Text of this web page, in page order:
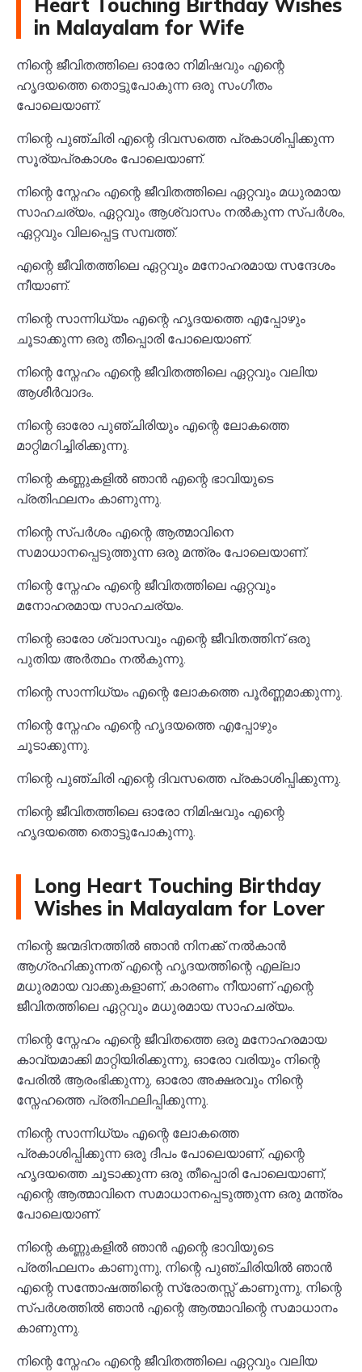
Heart Touching Birthday Wishes
in Malayalam for Wife
നിന്റെ ജീവിതത്തിലെ ഓരോ നിമിഷവും എന്റെ
ഹൃദയത്തെ തൊട്ടുപോകുന്ന ഒരു സംഗീതം
പോലെയാണ്.
നിന്റെ പുഞ്ചിരി എന്റെ ദിവസത്തെ പ്രകാശിപ്പിക്കുന്ന
സൂര്യപ്രകാശം പോലെയാണ്.
നിന്റെ സ്നേഹം എന്റെ ജീവിതത്തിലെ ഏറ്റവും മധുരമായ
സാഹചര്യം, ഏറ്റവും ആശ്വാസം നൽകുന്ന സ്പർശം,
ഏറ്റവും വിലപ്പെട്ട സമ്പത്ത്.
എന്റെ ജീവിതത്തിലെ ഏറ്റവും മനോഹരമായ സന്ദേശം
നീയാണ്.
നിന്റെ സാന്നിധ്യം എന്റെ ഹൃദയത്തെ എപ്പോഴും
ചൂടാക്കുന്ന ഒരു തീപ്പൊരി പോലെയാണ്.
നിന്റെ സ്നേഹം എന്റെ ജീവിതത്തിലെ ഏറ്റവും വലിയ
ആശീർവാദം.
നിന്റെ ഓരോ പുഞ്ചിരിയും എന്റെ ലോകത്തെ
മാറ്റിമറിച്ചിരിക്കുന്നു.
നിന്റെ കണ്ണുകളിൽ ഞാൻ എന്റെ ഭാവിയുടെ
പ്രതിഫലനം കാണുന്നു.
നിന്റെ സ്പർശം എന്റെ ആത്മാവിനെ
സമാധാനപ്പെടുത്തുന്ന ഒരു മന്ത്രം പോലെയാണ്.
നിന്റെ സ്നേഹം എന്റെ ജീവിതത്തിലെ ഏറ്റവും
മനോഹരമായ സാഹചര്യം.
നിന്റെ ഓരോ ശ്വാസവും എന്റെ ജീവിതത്തിന് ഒരു
പുതിയ അർത്ഥം നൽകുന്നു.
നിന്റെ സാന്നിധ്യം എന്റെ ലോകത്തെ പൂർണ്ണമാക്കുന്നു.
നിന്റെ സ്നേഹം എന്റെ ഹൃദയത്തെ എപ്പോഴും
ചൂടാക്കുന്നു.
നിന്റെ പുഞ്ചിരി എന്റെ ദിവസത്തെ പ്രകാശിപ്പിക്കുന്നു.
നിന്റെ ജീവിതത്തിലെ ഓരോ നിമിഷവും എന്റെ
ഹൃദയത്തെ തൊട്ടുപോകുന്നു.
Long Heart Touching Birthday
Wishes in Malayalam for Lover
നിന്റെ ജന്മദിനത്തിൽ ഞാൻ നിനക്ക് നൽകാൻ
ആഗ്രഹിക്കുന്നത് എന്റെ ഹൃദയത്തിന്റെ എല്ലാ
മധുരമായ വാക്കുകളാണ്, കാരണം നീയാണ് എന്റെ
ജീവിതത്തിലെ ഏറ്റവും മധുരമായ സാഹചര്യം.
നിന്റെ സ്നേഹം എന്റെ ജീവിതത്തെ ഒരു മനോഹരമായ
കാവ്യമാക്കി മാറ്റിയിരിക്കുന്നു, ഓരോ വരിയും നിന്റെ
പേരിൽ ആരംഭിക്കുന്നു, ഓരോ അക്ഷരവും നിന്റെ
സ്നേഹത്തെ പ്രതിഫലിപ്പിക്കുന്നു.
നിന്റെ സാന്നിധ്യം എന്റെ ലോകത്തെ
പ്രകാശിപ്പിക്കുന്ന ഒരു ദീപം പോലെയാണ്, എന്റെ
ഹൃദയത്തെ ചൂടാക്കുന്ന ഒരു തീപ്പൊരി പോലെയാണ്,
എന്റെ ആത്മാവിനെ സമാധാനപ്പെടുത്തുന്ന ഒരു മന്ത്രം
പോലെയാണ്.
നിന്റെ കണ്ണുകളിൽ ഞാൻ എന്റെ ഭാവിയുടെ
പ്രതിഫലനം കാണുന്നു, നിന്റെ പുഞ്ചിരിയിൽ ഞാൻ
എന്റെ സന്തോഷത്തിന്റെ സ്രോതസ്സ് കാണുന്നു, നിന്റെ
സ്പർശത്തിൽ ഞാൻ എന്റെ ആത്മാവിന്റെ സമാധാനം
കാണുന്നു.
നിന്റെ സ്നേഹം എന്റെ ജീവിതത്തിലെ ഏറ്റവും വലിയ